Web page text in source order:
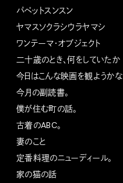
パペットスンスン
ヤマスソクラシウラヤマシ
ワンテーマ・オブジェクト
二十歳のとき、何をしていたか
今日はこんな映画を観ようかな
今月の副読書。
僕が住む町の話。
古着のABC。
妻のこと
定番料理のニューディール。
家の猫の話